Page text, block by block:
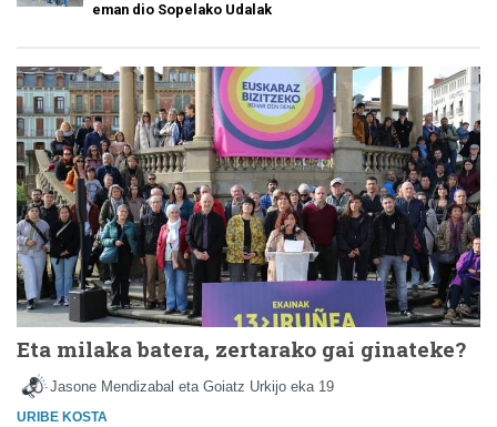
eman dio Sopelako Udalak
Eta milaka batera, zertarako gai ginateke?
Jasone Mendizabal eta Goiatz Urkijo eka 19
URIBE KOSTA